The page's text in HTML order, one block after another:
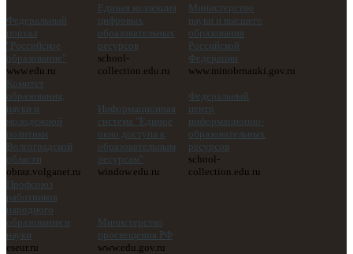
Федеральный
портал
"Российское
образование"
www.edu.ru
Единая коллекция
цифровых
образовательных
ресурсов
school-
collection.edu.ru
Министерство
науки и высшего
образования
Российской
Федерации
www.minobrnauki.gov.ru
Комитет
образования,
науки и
молодежной
политики
Волгоградской
области
obraz.volganet.ru
Информационная
система "Единое
окно доступа к
образовательным
ресурсам"
window.edu.ru
Федеральный
центр
информационно-
образовательных
ресурсов
school-
collection.edu.ru
Профсоюз
работников
народного
образования и
науки
eseur.ru
Министерство
просвещения РФ
www.edu.gov.ru